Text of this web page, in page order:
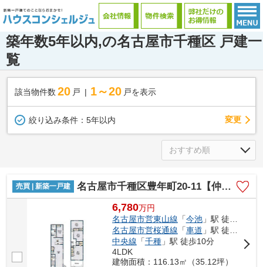
築年数5年以内,の名古屋市千種区 戸建一
覧
該当物件数 20 戸 1～20 戸を表示
絞り込み条件： 5年以内 変更
売買 | 新築一戸建 名古屋市千種区豊年町20-11【仲介手数料無料】新築一戸建て
6,780万円
名古屋市営東山線 「今池」駅 徒歩10分
名古屋市営桜通線 「車道 」駅 徒歩10分
中央線 「千種」駅 徒歩10分
4LDK
建物面積：116.13㎡（35.12坪）